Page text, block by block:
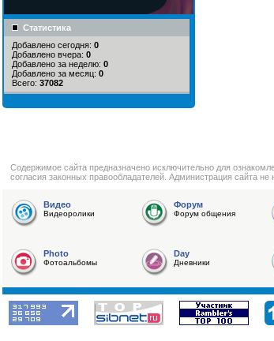
Статистика
Добавлено сегодня: 0
Добавлено вчера: 0
Добавлено за неделю: 0
Добавлено за месяц: 0
Всего: 37082
Cодержимое сайта предназначено исключительно для
согласия законных правообладателей. Администрация сайта
Видео
Видеоролики
Форум
Форум общения
Photo
Фотоальбомы
Day
Дневники